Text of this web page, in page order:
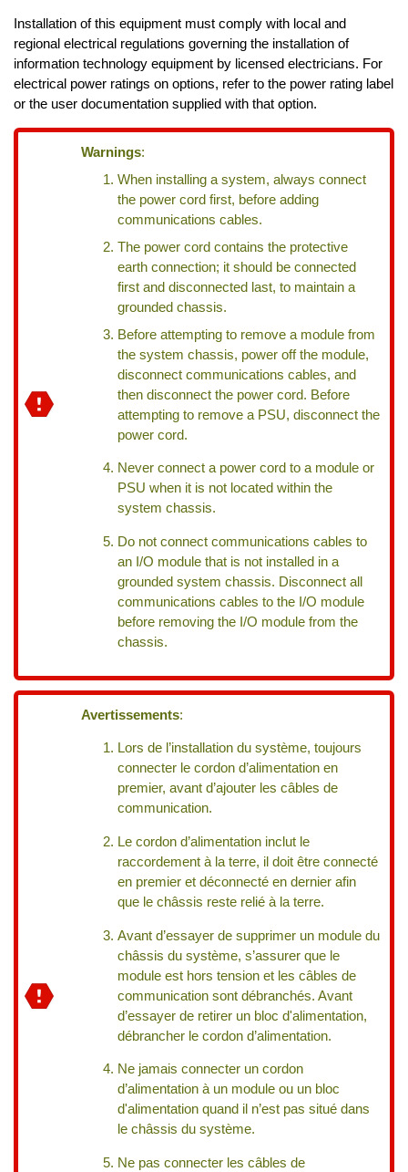
Installation of this equipment must comply with local and
regional electrical regulations governing the installation of
information technology equipment by licensed electricians. For
electrical power ratings on options, refer to the power rating label
or the user documentation supplied with that option.
Warnings:
When installing a system, always connect
the power cord first, before adding
communications cables.
The power cord contains the protective
earth connection; it should be connected
first and disconnected last, to maintain a
grounded chassis.
Before attempting to remove a module from
the system chassis, power off the module,
disconnect communications cables, and
then disconnect the power cord. Before
attempting to remove a PSU, disconnect the
power cord.
Never connect a power cord to a module or
PSU when it is not located within the
system chassis.
Do not connect communications cables to
an I/O module that is not installed in a
grounded system chassis. Disconnect all
communications cables to the I/O module
before removing the I/O module from the
chassis.
Avertissements:
Lors de l’installation du système, toujours
connecter le cordon d’alimentation en
premier, avant d’ajouter les câbles de
communication.
Le cordon d’alimentation inclut le
raccordement à la terre, il doit être connecté
en premier et déconnecté en dernier afin
que le châssis reste relié à la terre.
Avant d’essayer de supprimer un module du
châssis du système, s’assurer que le
module est hors tension et les câbles de
communication sont débranchés. Avant
d’essayer de retirer un bloc d'alimentation,
débrancher le cordon d’alimentation.
Ne jamais connecter un cordon
d’alimentation à un module ou un bloc
d'alimentation quand il n’est pas situé dans
le châssis du système.
Ne pas connecter les câbles de